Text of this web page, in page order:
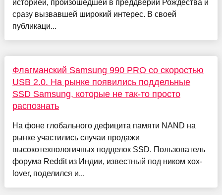
историей, произошедшей в преддверии Рождества и
сразу вызвавшей широкий интерес. В своей
публикаци...
Флагманский Samsung 990 PRO со скоростью
USB 2.0. На рынке появились поддельные
SSD Samsung, которые не так-то просто
распознать
На фоне глобального дефицита памяти NAND на
рынке участились случаи продажи
высокотехнологичных подделок SSD. Пользователь
форума Reddit из Индии, известный под ником xox-
lover, поделился и...